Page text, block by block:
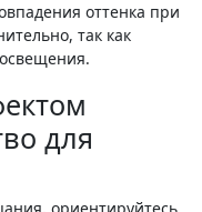
оттенка при
так как
для